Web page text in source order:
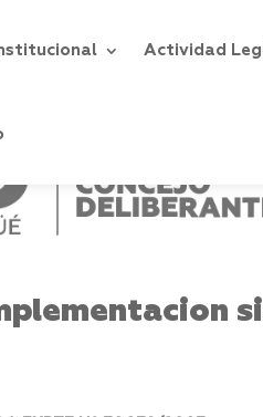
Actividad